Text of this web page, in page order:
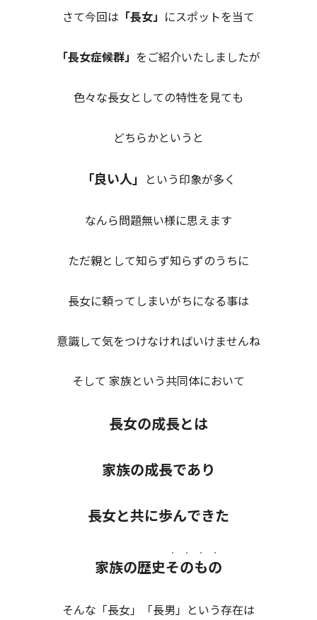
さて今回は 「長女」 にスポットを当て
「長女症候群」 をご紹介いたしましたが
色々な長女としての特性を見ても
どちらかというと
「良い人」 という印象が多く
なんら問題無い様に思えます
ただ親として知らず知らずのうちに
長女に頼ってしまいがちになる事は
意識して気をつけなければいけませんね
そして 家族という共同体において
長女の成長とは
家族の成長であり
長女と共に歩んできた
家族の歴史そのもの
・・・・
そんな「長女」「長男」という存在は